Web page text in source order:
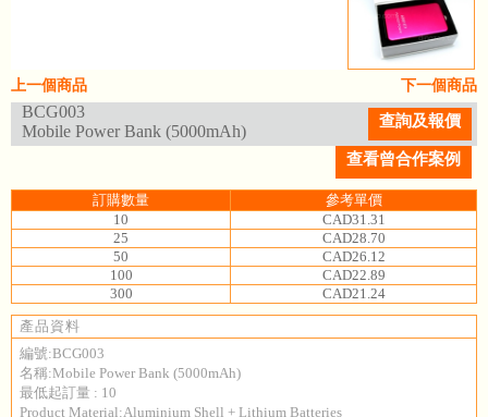
下一個商品
上一個商品
BCG003
Mobile Power Bank (5000mAh)
查詢及報價
查看曾合作案例
訂購數量
參考單價
10
CAD31.31
25
CAD28.70
50
CAD26.12
100
CAD22.89
300
CAD21.24
產品資料
編號:BCG003
名稱:Mobile Power Bank (5000mAh)
最低起訂量 : 10
Product Material:Aluminium Shell + Lithium Batteries